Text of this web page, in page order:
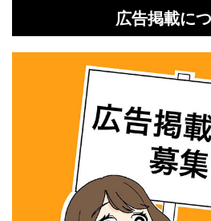
広告掲載に